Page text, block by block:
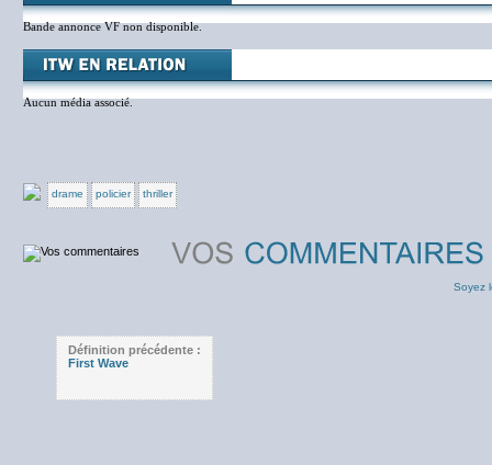
Bande annonce VF non disponible.
Aucun média associé.
drame policier thriller
Soyez
Définition précédente :
First Wave